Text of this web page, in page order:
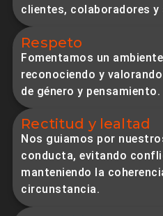
clientes, colaboradores y
Respeto
Fomentamos un
reconociendo y
de género y pensamiento.
Rectitud y lealtad
Nos guiamos por
conducta, evitando
manteniendo la
circunstancia.